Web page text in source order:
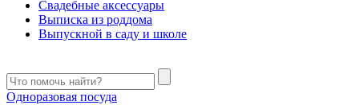
Свадебные аксессуары
Выписка из роддома
Выпускной в саду и школе
Одноразовая посуда